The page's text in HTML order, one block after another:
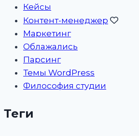
Кейсы
Контент-менеджер
Маркетинг
Облажались
Парсинг
Темы WordPress
Философия студии
Теги